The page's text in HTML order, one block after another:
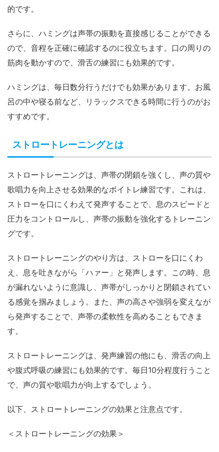
的です。
さらに、ハミングは声帯の振動を直接感じることができる
ので、音程を正確に確認するのに役立ちます。口の周りの
筋肉を動かすので、滑舌の練習にも効果的です。
ハミングは、毎日数分行うだけでも効果があります。お風
呂の中や寝る前など、リラックスできる時間に行うのがお
すすめです。
ストロートレーニングとは
ストロートレーニングは、声帯の閉鎖を強くし、声の質や
歌唱力を向上させる効果的なボイトレ練習です。これは、
ストローを口にくわえて発声することで、息のスピードと
圧力をコントロールし、声帯の振動を強化するトレーニン
グです。
ストロートレーニングのやり方は、ストローを口にくわ
え、息を吐きながら「ハァー」と発声します。この時、息
が漏れないように意識し、声帯がしっかりと閉鎖されてい
る感覚を掴みましょう。また、声の高さや強弱を変えなが
ら発声することで、声帯の柔軟性を高めることもできま
す。
ストロートレーニングは、発声練習の他にも、滑舌の向上
や腹式呼吸の練習にも効果的です。毎日10分程度行うこと
で、声の質や歌唱力が向上するでしょう。
以下、ストロートレーニングの効果と注意点です。
＜ストロートレーニングの効果＞